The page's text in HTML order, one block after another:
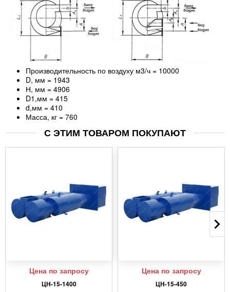
Производительность по воздуху м3/ч = 10000
D, мм = 1943
Н, мм = 4906
D1,мм = 415
d,мм = 410
Масса, кг = 760
С ЭТИМ ТОВАРОМ ПОКУПАЮТ
Цена по запросу
ЦН-15-1400
Цена по запросу
ЦН-15-450